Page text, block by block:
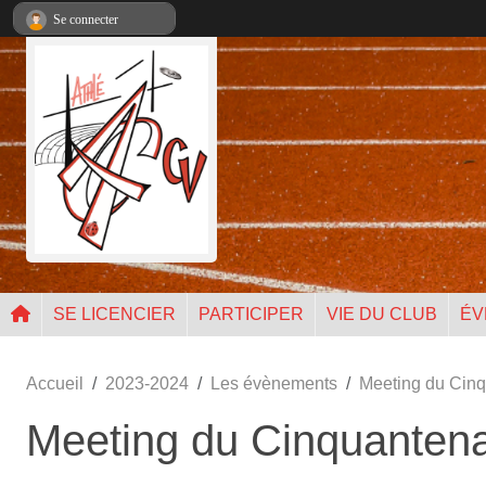
SE LICENCIER PARTICIPER VIE DU CLUB
Accueil 2023-2024 Les évènements Meeting du
Meeting du
Se connecter
Panneau de gestion des cookies